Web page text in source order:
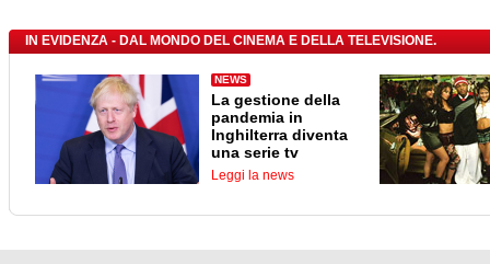
IN EVIDENZA - DAL MONDO DEL CINEMA E DELLA TELEVISIONE.
NEWS
La gestione della
pandemia in
Inghilterra diventa
una serie tv
Leggi la news